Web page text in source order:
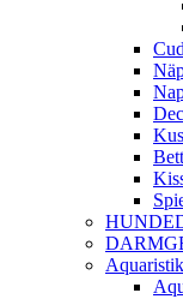
Aquaristik